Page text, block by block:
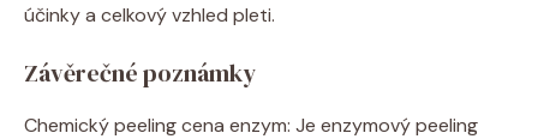
účinky a celkový vzhled pleti.
Závěrečné poznámky
Chemický peeling cena enzym: Je enzymový peeling